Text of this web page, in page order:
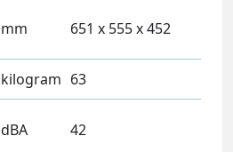
mm 651 x 555 x 452
kilogram 63
dBA 42